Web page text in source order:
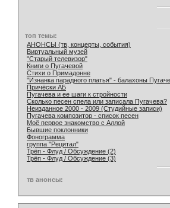
топ темы:
АНОНСЫ (тв, концерты, события)
Виртуальный музей
"Старый телевизор"
Книги о Пугачевой
Стихи о Примадонне
"Изнанка парадного платья" - балахоны
Причёски АБ
Пугачева и ее шаги к стройности
Сколько песен спела или записала Пугачева?
Неизданное 2000 - 2009 (Студийные записи)
Пугачева композитор - список песен
Моё первое знакомство с Аллой
Бывшие поклонники
Фонограмма
группа "Рецитал"
Трёп - Флуд / Обсуждение (2)
Трёп - Флуд / Обсуждение (3)
тв анонсы: